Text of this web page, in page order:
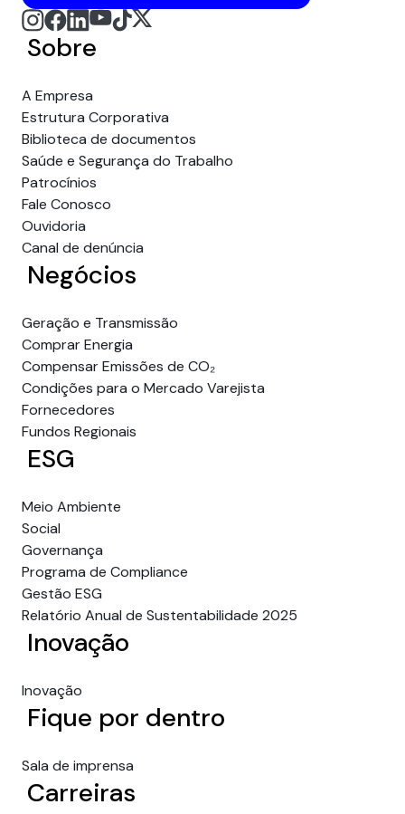
Sobre
A Empresa
Estrutura Corporativa
Biblioteca de documentos
Saúde e Segurança do Trabalho
Patrocínios
Fale Conosco
Ouvidoria
Canal de denúncia
Negócios
Geração e Transmissão
Comprar Energia
Compensar Emissões de CO₂
Condições para o Mercado Varejista
Fornecedores
Fundos Regionais
ESG
Meio Ambiente
Social
Governança
Programa de Compliance
Gestão ESG
Relatório Anual de Sustentabilidade 2025
Inovação
Inovação
Fique por dentro
Sala de imprensa
Carreiras